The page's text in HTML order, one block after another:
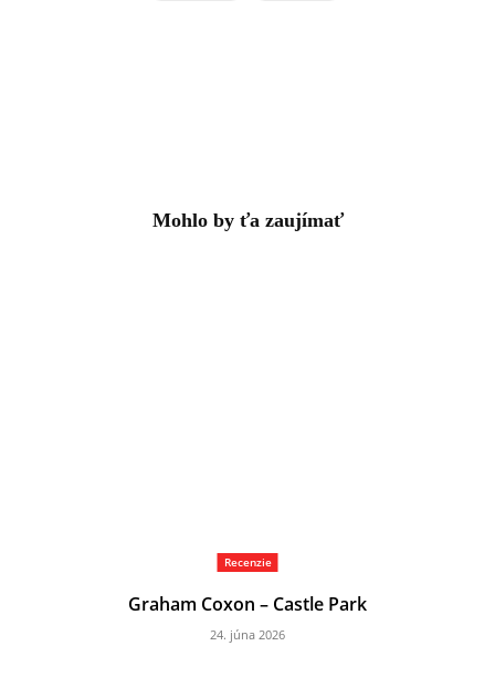
Mohlo by ťa zaujímať
Recenzie
Graham Coxon – Castle Park
24. júna 2026